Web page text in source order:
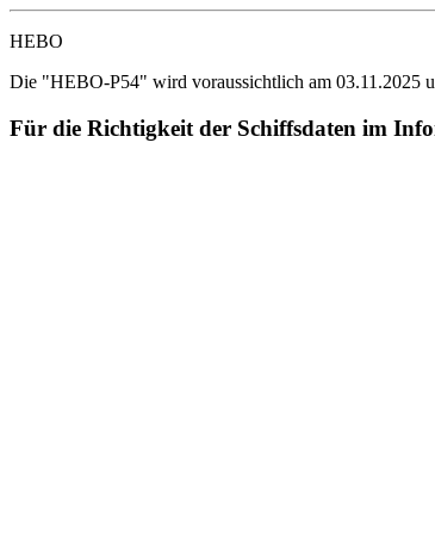
HEBO
Die "HEBO-P54" wird voraussichtlich am 03.11.2025
Für die Richtigkeit der Schiffsdaten im